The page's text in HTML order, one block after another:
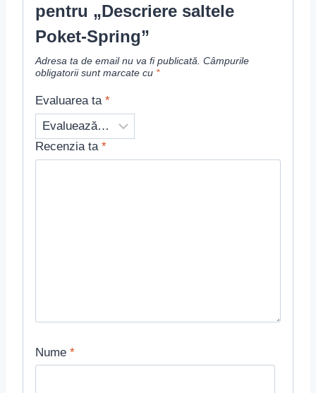
pentru „Descriere saltele
Poket-Spring”
Adresa ta de email nu va fi publicată. Câmpurile
obligatorii sunt marcate cu *
Evaluarea ta *
Recenzia ta *
Nume *